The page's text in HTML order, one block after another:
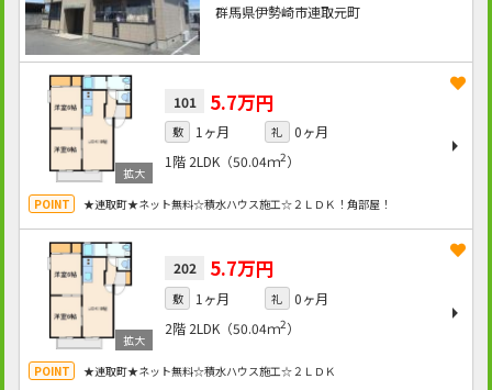
群馬県伊勢崎市連取元町
101 5.7万円
敷 1ヶ月 礼
0ヶ月
1階 2LDK（50.04ｍ2）
★連取町★ネット無料☆積水ハウス施工☆２ＬＤＫ！角部屋！
202 5.7万円
敷 1ヶ月 礼
0ヶ月
2階 2LDK（50.04ｍ2）
★連取町★ネット無料☆積水ハウス施工☆２ＬＤＫ